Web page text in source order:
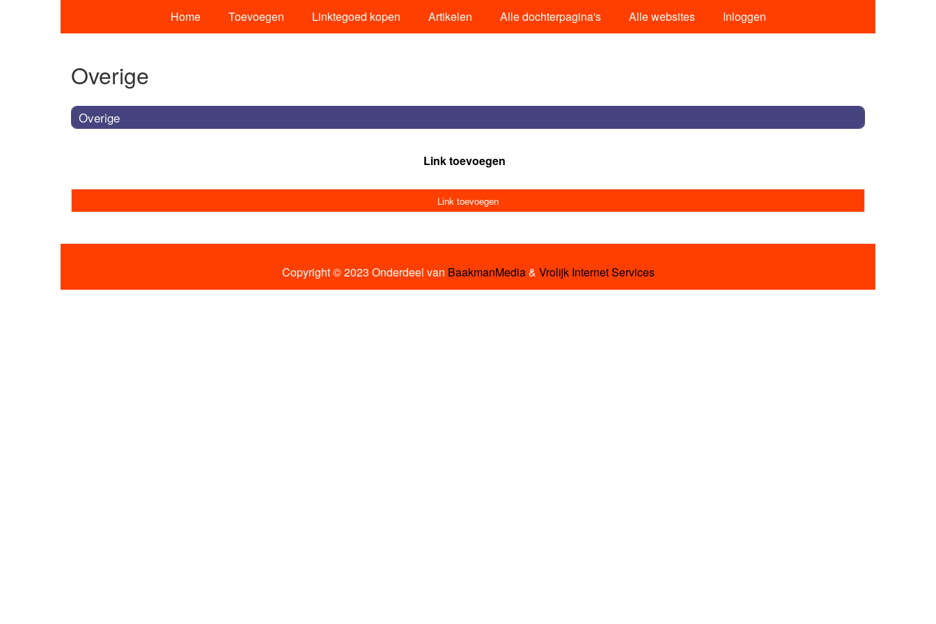
Home Toevoegen Linktegoed kopen Artikelen Alle dochterpagina's Alle websites Inloggen
Overige
Overige
Link toevoegen
Link toevoegen
Copyright © 2023 Onderdeel van BaakmanMedia& Vrolijk Internet Services